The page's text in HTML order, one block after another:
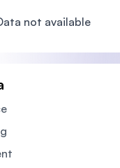
not available